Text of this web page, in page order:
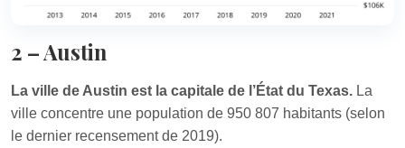
2 – Austin
La ville de Austin est la capitale de l’État du Texas. La
ville concentre une population de 950 807 habitants (selon
le dernier recensement de 2019).